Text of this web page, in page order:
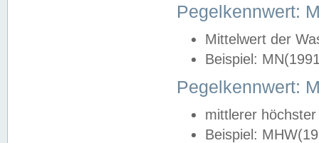
Pegelkennwert:
Mittelwert der
Beispiel:
Pegelkennwert:
mittlerer
Beispiel: